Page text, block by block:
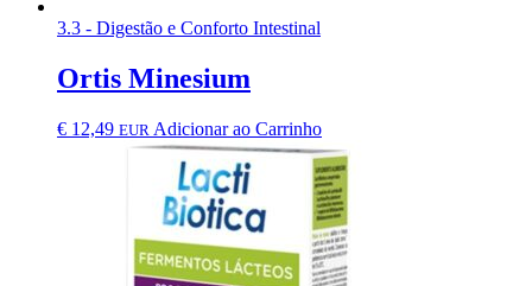
3.3 - Digestão e Conforto Intestinal
Ortis Minesium
€ 12,49 EUR Adicionar ao Carrinho